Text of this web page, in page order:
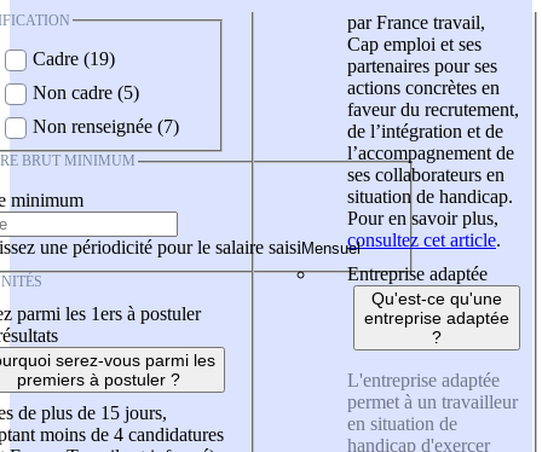
Cadre (19)
Non cadre (5)
Non renseignée (7)
BRUT MINIMUM
minimum
une périodicité pour le salaire saisi
parmi les 1ers à postuler
serez-vous parmi les
premiers à postuler ?
de plus de 15 jours,
moins de 4 candidatures
par France travail,
Cap emploi et ses
partenaires pour ses
actions concrètes en
faveur du recrutement,
de l’intégration et de
l’accompagnement de
ses collaborateurs en
situation de handicap.
Pour en savoir plus,
consultez cet article.
Entreprise adaptée
Qu'est-ce qu'une
entreprise adaptée
?
L'entreprise adaptée
permet à un travailleur
en situation de
handicap d'exercer